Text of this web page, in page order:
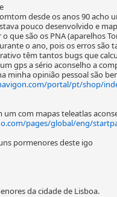
desde os anos 90 acho
pouco desenvolvido e
o que são os PNA (aparelhos
o ano, pois os erros são
têm tantos bugs que
gps a sério aconselho a
minha opinião pessoal são
portal/pt/shop/
um com mapas teleatlas
pages/global/eng/
pormenores deste igo
da cidade de Lisboa.